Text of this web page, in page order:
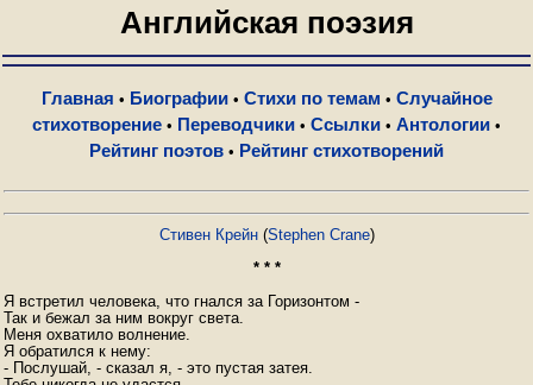
Английская поэзия
Главная • Биографии• Стихи по темам • Случайное
стихотворение • Переводчики • Ссылки • Антологии •
Рейтинг поэтов • Рейтинг стихотворений
Стивен Крейн(Stephen Crane)
* * *
Я встретил человека, что гнался за Горизонтом -
Так и бежал за ним вокруг света.
Меня охватило волнение.
Я обратился к нему:
- Послушай, - сказал я, - это пустая затея.